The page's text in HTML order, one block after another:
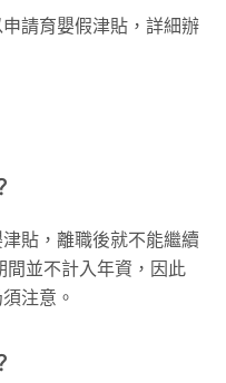
請育嬰假津貼，詳細辦
貼，離職後就不能繼續
間並不計入年資，因此
注意。